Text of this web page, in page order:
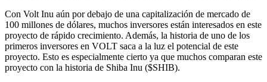
Con Volt Inu aún por debajo de una capitalización de mercado de
100 millones de dólares, muchos inversores están interesados ​​en este
proyecto de rápido crecimiento. Además, la historia de uno de los
primeros inversores en VOLT saca a la luz el potencial de este
proyecto. Esto es especialmente cierto ya que muchos comparan este
proyecto con la historia de Shiba Inu ($SHIB).